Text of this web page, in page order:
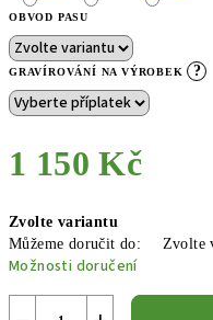
OBVOD PASU
GRAVÍROVÁNÍ NA VÝROBEK ?
1 150 Kč
cena:
Zvolte variantu
Můžeme doručit do:
Zvolte
Možnosti doručení